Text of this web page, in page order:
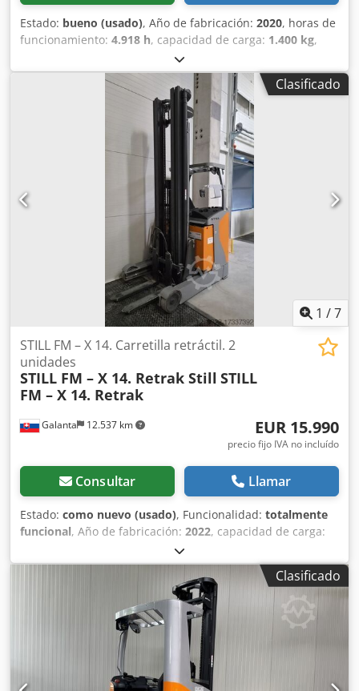
Estado: bueno (usado), Año de fabricación: 2020, horas de
funcionamiento: 4.918 h, capacidad de carga: 1.400 kg,
6.500 mm, tipo de combustible:
eléctrico, tipo de mástil:triple, altura de construcción:
, kilometraje: 4.918 km, Se espera que esté
disponible. Carretilla retráctil de triple mástil, marca: Still
(Alemania). Año de fabricación: 2020. 4.918 horas de uso.
Capacidad: 1.400 kg. Altura máxima de elevación: 2.700
mm. Altura máxima de elevación del mástil: 6.500 mm.
Equipado con: sistema FREELIFTSIDESHIFT. Batería de 2023
con cargador. Sistema de llenado automático.
Csdszqhprepfx Acfsha Próximamente, video.
Clasificado
1 /7
Galanta 12.537 km
STILL FM – X 14. Carretilla retráctil. 2
unidades
STILL FM – X 14. Retrak Still STILL
FM – X 14. Retrak
EUR 15.990
precio fijo IVA no incluído
Consultar Llamar
Estado: como nuevo (usado), Funcionalidad: totalmente
funcional, Año de fabricación: 2022, capacidad de carga:
8.860 mm
funcionamiento:350 h, Equipamiento:documentación /
, STILL FM – X 14. Apilador de mástil retráctil – 2
unidades. A la venta: Apilador de mástil retráctil (Retrak),
en estado como nuevo, con solo 350 horas de
funcionamiento, año de fabricación 2022. Mantenimiento
realizado exclusivamente por el servicio técnico oficial de
STILL. Descripción detallada, ver foto. • Cantidad: La oferta
es para 2 unidades de apiladores STILL FM – X 14. •
Clasificado